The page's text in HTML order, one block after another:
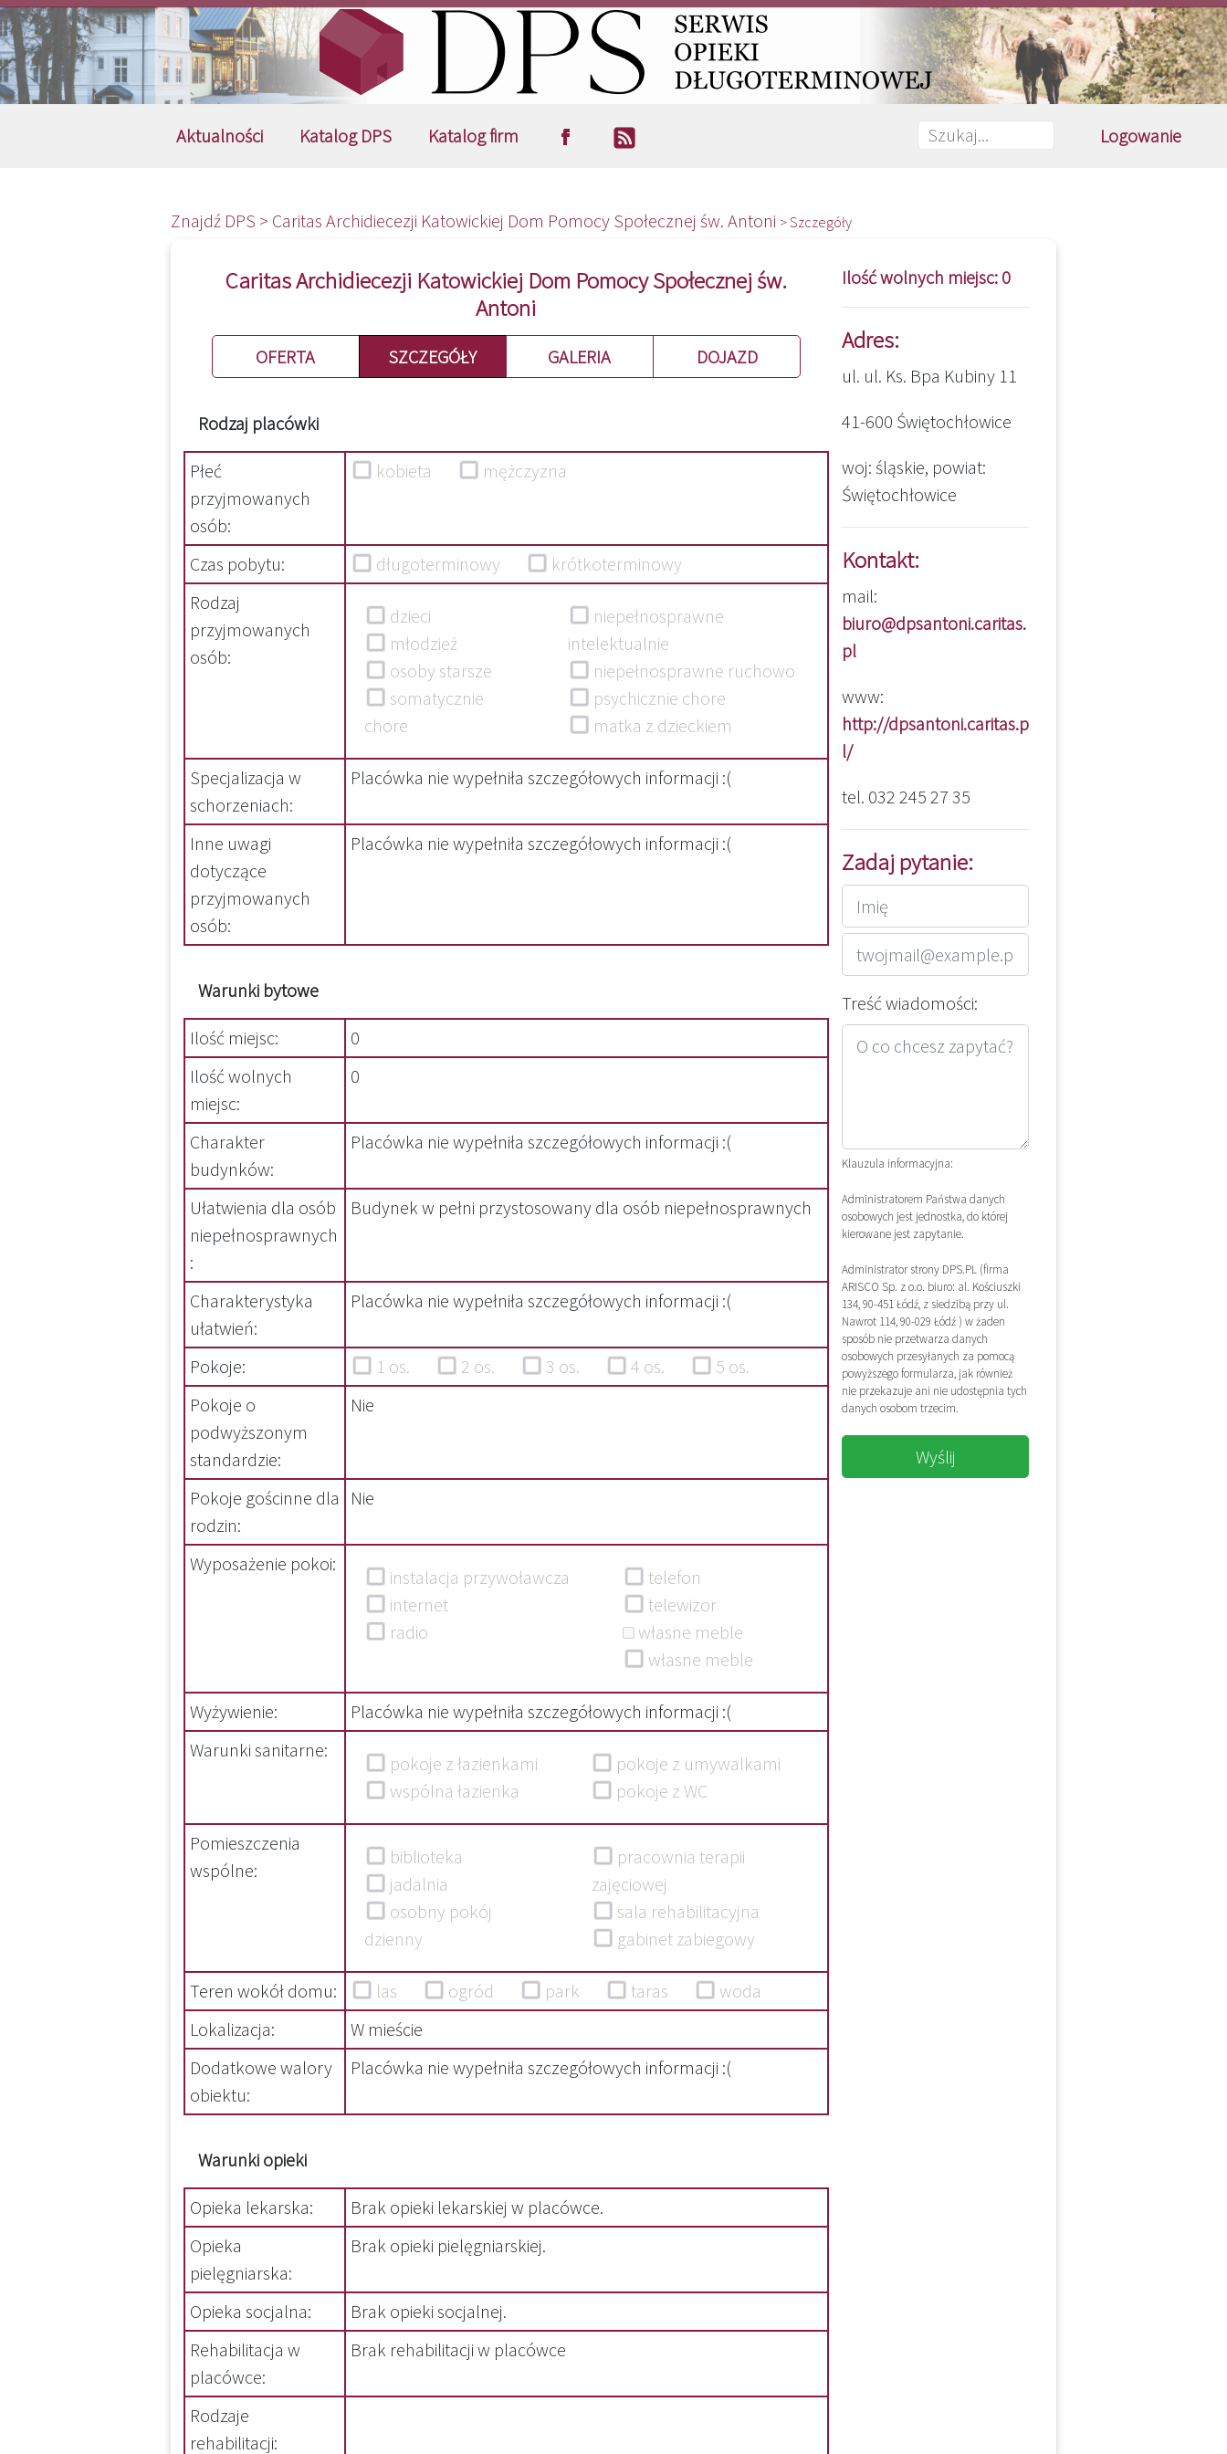
Aktualności Katalog DPS Katalog firm Logowanie
Znajdź DPS > Caritas Archidiecezji Katowickiej Dom Pomocy Społecznej św. Antoni > Szczegóły
Caritas Archidiecezji Katowickiej Dom Pomocy Społecznej św.
Antoni
OFERTA SZCZEGÓŁY GALERIA DOJAZD
Rodzaj placówki
Płeć
przyjmowanych
osób:
kobieta mężczyzna
Czas pobytu: długoterminowy
krótkoterminowy
Rodzaj
przyjmowanych
osób:
dzieci
młodzież
osoby starsze
somatycznie
chore
niepełnosprawne
intelektualnie
niepełnosprawne ruchowo
psychicznie chore
matka z dzieckiem
Specjalizacja w
schorzeniach:
Placówka nie wypełniła szczegółowych informacji :(
Inne uwagi
dotyczące
przyjmowanych
osób:
Placówka nie wypełniła szczegółowych informacji :(
Warunki bytowe
Ilość miejsc:
0
Ilość wolnych
miejsc:
0
Charakter
budynków:
Placówka nie wypełniła szczegółowych informacji :(
Ułatwienia dla osób
niepełnosprawnych
:
Budynek w pełni przystosowany dla osób niepełnosprawnych
Charakterystyka
ułatwień:
Placówka nie wypełniła szczegółowych informacji :(
Pokoje: 1 os. 2 os. 3 os. 4 os.
5 os.
Pokoje o
podwyższonym
standardzie:
Nie
Pokoje gościnne dla
rodzin:
Nie
Wyposażenie pokoi:
instalacja przywoławcza
internet
radio
telefon
telewizor
własne meble
własne meble
Wyżywienie:
Placówka nie wypełniła szczegółowych informacji :(
Warunki sanitarne:
pokoje z łazienkami
wspólna łazienka
pokoje z umywalkami
pokoje z WC
Pomieszczenia
wspólne:
biblioteka
jadalnia
osobny pokój
dzienny
pracownia terapii
zajęciowej
sala rehabilitacyjna
gabinet zabiegowy
Teren wokół domu: las ogród park taras
woda
Lokalizacja:
W mieście
Dodatkowe walory
obiektu:
Placówka nie wypełniła szczegółowych informacji :(
Warunki opieki
Opieka lekarska:
Brak opieki lekarskiej w placówce.
Opieka
pielęgniarska:
Brak opieki pielęgniarskiej.
Opieka socjalna:
Brak opieki socjalnej.
Rehabilitacja w
placówce:
Brak rehabilitacji w placówce
Rodzaje
rehabilitacji:
Ilość wolnych miejsc: 0
Adres:
ul. ul. Ks. Bpa Kubiny 11
41-600 Świętochłowice
woj: śląskie, powiat:
Świętochłowice
Kontakt:
mail:
biuro@dpsantoni.caritas.
pl
www:
http://dpsantoni.caritas.p
l/
tel. 032 245 27 35
Zadaj pytanie:
Treść wiadomości:
Klauzula informacyjna:
Administratorem Państwa danych
osobowych jest jednostka, do której
kierowane jest zapytanie.
Administrator strony DPS.PL (firma
ARISCO Sp. z o.o. biuro: al. Kościuszki
134, 90-451 Łódź, z siedzibą przy ul.
Nawrot 114, 90-029 Łódź ) w żaden
sposób nie przetwarza danych
osobowych przesyłanych za pomocą
powyższego formularza, jak również
nie przekazuje ani nie udostępnia tych
danych osobom trzecim.
Wyślij